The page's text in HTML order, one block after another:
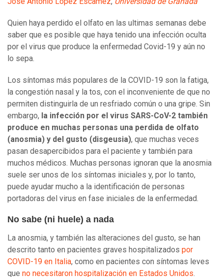
Quien haya perdido el olfato en las ultimas semanas debe
saber que es posible que haya tenido una infección oculta
por el virus que produce la enfermedad Covid-19 y aún no
lo sepa.
Los síntomas más populares de la COVID-19 son la fatiga,
la congestión nasal y la tos, con el inconveniente de que no
permiten distinguirla de un resfriado común o una gripe. Sin
embargo, la infección por el virus SARS-CoV-2 también
produce en muchas personas una perdida de olfato
(anosmia) y del gusto (disgeusia), que muchas veces
pasan desapercibidos para el paciente y también para
muchos médicos. Muchas personas ignoran que la anosmia
suele ser unos de los síntomas iniciales y, por lo tanto,
puede ayudar mucho a la identificación de personas
portadoras del virus en fase iniciales de la enfermedad.
No sabe (ni huele) a nada
La anosmia, y también las alteraciones del gusto, se han
descrito tanto en pacientes graves hospitalizados por
COVID-19 en Italia, como en pacientes con síntomas leves
que no necesitaron hospitalización en Estados Unidos.